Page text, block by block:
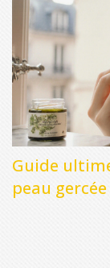
Guide
peau gercée